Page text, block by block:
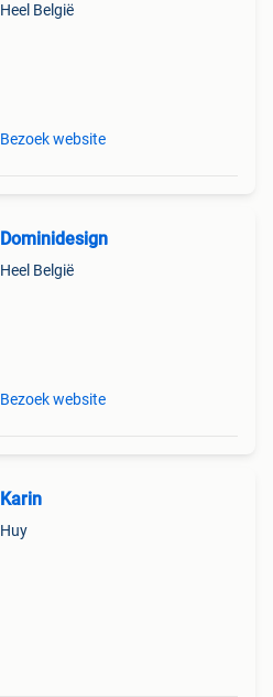
Heel België
Bezoek website
Dominidesign
Heel België
Bezoek website
Karin
Huy